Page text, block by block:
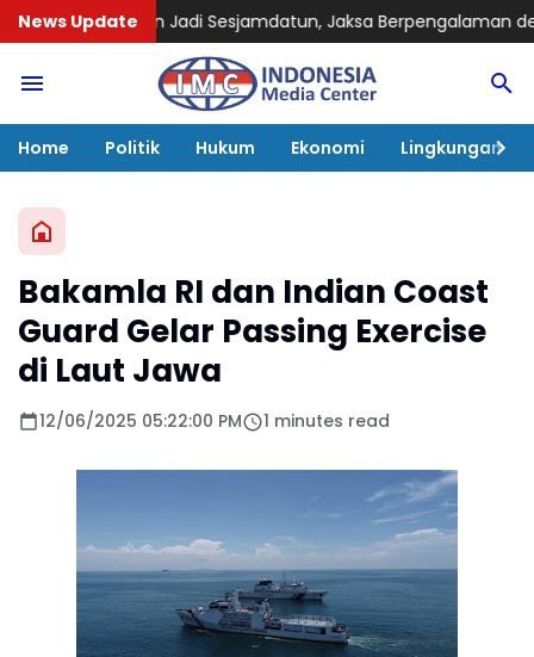
News Update
Sesjamdatun, Jaksa Berpengalaman dengan Rekam Jejak
Home Politik Hukum Ekonomi Lingkungan
Bakamla RI dan Indian Coast
Guard Gelar Passing Exercise
di Laut Jawa
12/06/2025 05:22:00 PM 1 minutes read